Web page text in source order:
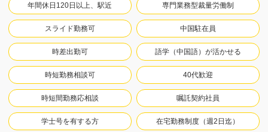
年間休日120日以上、駅近 専門業務型裁量労働制
スライド勤務可 中国駐在員
時差出勤可 語学（中国語）が活かせる
時短勤務相談可 40代歓迎
時短間勤務応相談 嘱託契約社員
学士号を有する方 在宅勤務制度（週2日迄）